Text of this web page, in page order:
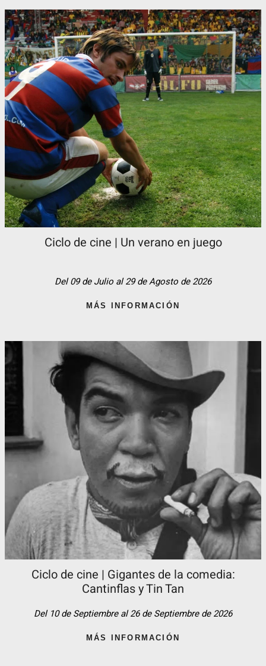
Ciclo de cine | Un verano en juego
Del 09 de Julio al 29 de Agosto de 2026
MÁS INFORMACIÓN
Ciclo de cine | Gigantes de la comedia:
Cantinflas y Tin Tan​
Del 10 de Septiembre al 26 de Septiembre de 2026
MÁS INFORMACIÓN